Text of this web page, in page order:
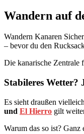
Wandern auf
Wandern Kanaren
– bevor du den
Die kanarische Zentrale
Stabileres Wetter?
Es sieht draußen
und El Hierro gilt
Warum das so ist? Ganz